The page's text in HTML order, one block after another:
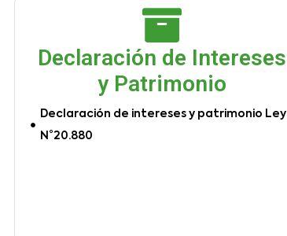
Declaración de Intereses
y Patrimonio
Declaración de intereses y patrimonio Ley
N°20.880